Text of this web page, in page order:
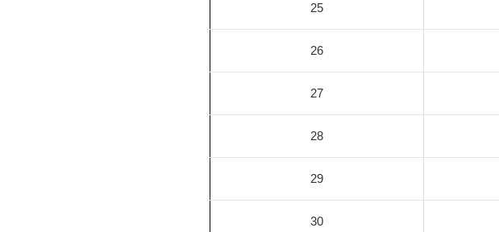
25
26
27
28
29
30